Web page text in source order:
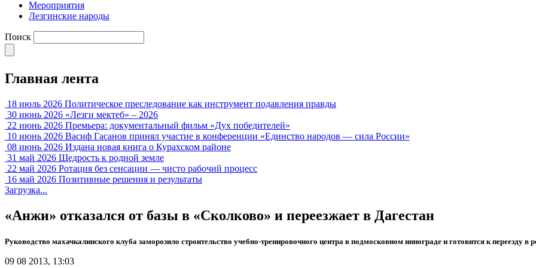
Мероприятия
Лезгинские народы
Поиск
Главная лента
18 июль 2026 Политическое преследование как инструмент подавления правды
30 июнь 2026 «Лезги мектеб» – 2026
22 июнь 2026 Премьера: документальный фильм «Дух победителей»
10 июнь 2026 Васиф Гасанов принял участие в конференции «Единство народов — сила России»
08 июнь 2026 Издана новая книга о Курахском районе
31 май 2026 Щедрость к родной земле
22 май 2026 Ротация без сенсации — чисто рабочий процесс
16 май 2026 Позитивные решения и результаты
Загрузка...
«Анжи» отказался от базы в «Сколково» и переезжает в Дагестан
Руководство махачкалинского клуба заморозило строительство учебно-тренировочного центра в подмосковном иннограде и готовится к переезду в
09 08 2013, 13:03